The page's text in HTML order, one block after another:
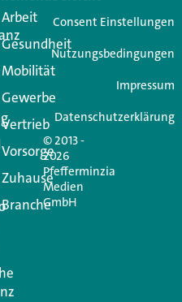
macht. Mit nur einem
veröffentlicht.
Arbeit
Gesundheit
Mobilität
Gewerbe
Vertrieb
Vorsorge
Zuhause
Branche
© 2013 -
2026
Pfefferminzia
Medien
GmbH
Consent Einstellungen
Nutzungsbedingungen
Impressum
Datenschutzerklärung